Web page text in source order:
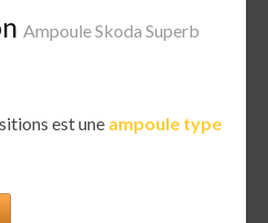
Ampoule Skoda Superb
est une ampoule type